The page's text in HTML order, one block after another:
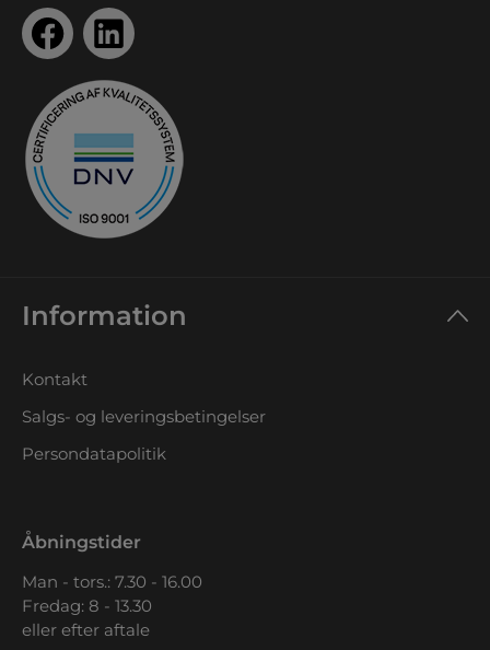
Information
Kontakt
Salgs- og leveringsbetingelser
Persondatapolitik
Åbningstider
Man - tors.: 7.30 - 16.00
Fredag: 8 - 13.30
eller efter aftale